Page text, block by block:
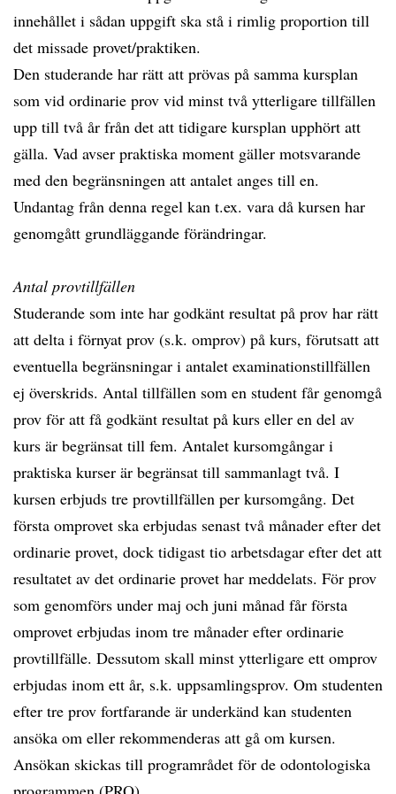
innehållet i sådan uppgift ska stå i rimlig proportion till
det missade provet/praktiken.
Den studerande har rätt att prövas på samma kursplan
som vid ordinarie prov vid minst två ytterligare tillfällen
upp till två år från det att tidigare kursplan upphört att
gälla. Vad avser praktiska moment gäller motsvarande
med den begränsningen att antalet anges till en.
Undantag från denna regel kan t.ex. vara då kursen har
genomgått grundläggande förändringar.
Antal provtillfällen
Studerande som inte har godkänt resultat på prov har rätt
att delta i förnyat prov (s.k. omprov) på kurs, förutsatt att
eventuella begränsningar i antalet examinationstillfällen
ej överskrids. Antal tillfällen som en student får genomgå
prov för att få godkänt resultat på kurs eller en del av
kurs är begränsat till fem. Antalet kursomgångar i
praktiska kurser är begränsat till sammanlagt två. I
kursen erbjuds tre provtillfällen per kursomgång. Det
första omprovet ska erbjudas senast två månader efter det
ordinarie provet, dock tidigast tio arbetsdagar efter det att
resultatet av det ordinarie provet har meddelats. För prov
som genomförs under maj och juni månad får första
omprovet erbjudas inom tre månader efter ordinarie
provtillfälle. Dessutom skall minst ytterligare ett omprov
erbjudas inom ett år, s.k. uppsamlingsprov. Om studenten
efter tre prov fortfarande är underkänd kan studenten
ansöka om eller rekommenderas att gå om kursen.
Ansökan skickas till programrådet för de odontologiska